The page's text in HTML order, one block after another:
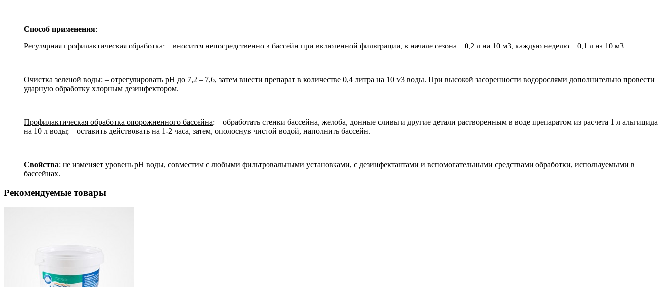
Способ применения:
Регулярная профилактическая обработка: – вносится непосредственно в бассейн при включенной фильтрации, в начале сезона – 0,2 л на 10 м3, каждую неделю – 0,1 л на 10 м3.
Очистка зеленой воды: – отрегулировать рН до 7,2 – 7,6, затем внести препарат в количестве 0,4 литра на 10 м3 воды. При высокой засоренности водорослями дополнительно провести
ударную обработку хлорным дезинфектором.
Профилактическая обработка опорожненного бассейна: – обработать стенки бассейна, желоба, донные сливы и другие детали растворенным в воде препаратом из расчета 1 л альгицида
на 10 л воды; – оставить действовать на 1-2 часа, затем, ополоснув чистой водой, наполнить бассейн.
Свойства: не изменяет уровень рН воды, совместим с любыми фильтровальными установками, с дезинфектантами и вспомогательными средствами обработки, используемыми в
бассейнах.
Рекомендуемые товары